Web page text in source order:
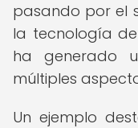
pasando por el
la tecnología
ha generado
múltiples
Un ejemplo